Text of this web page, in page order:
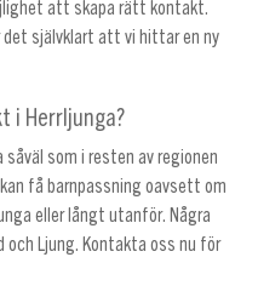
att skapa rätt kontakt.
det självklart att vi hittar en ny
i Herrljunga?
såväl som i resten av regionen
få barnpassning oavsett om
eller långt utanför. Några
och Ljung. Kontakta oss nu för